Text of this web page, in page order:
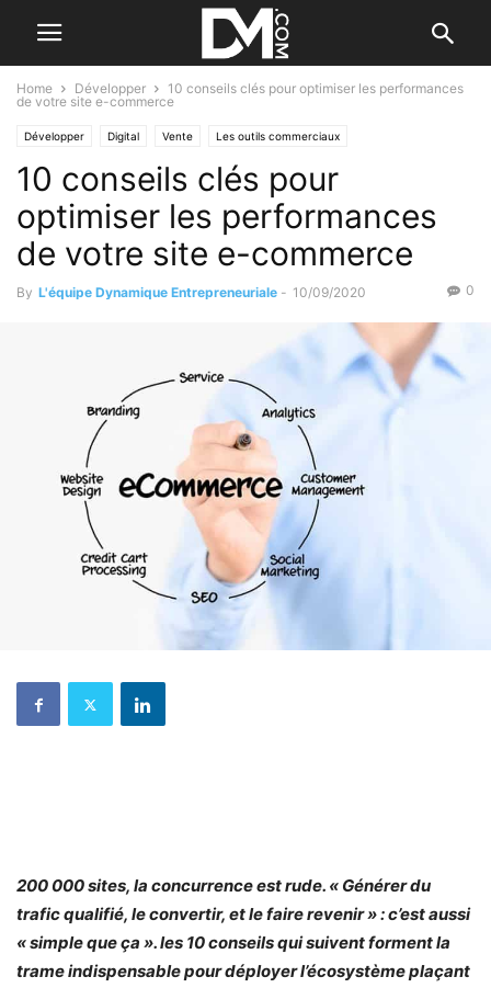
Home Développer
10 conseils clés pour optimiser les performances
de votre site e-commerce
Développer Digital Vente Les outils commerciaux
10 conseils clés pour
optimiser les performances
de votre site e-commerce
By L'équipe Dynamique Entrepreneuriale - 10/09/2020 0
200 000 sites, la concurrence est rude. « Générer du
trafic qualifié, le convertir, et le faire revenir » : c’est aussi
« simple que ça ». les 10 conseils qui suivent forment la
trame indispensable pour déployer l’écosystème plaçant